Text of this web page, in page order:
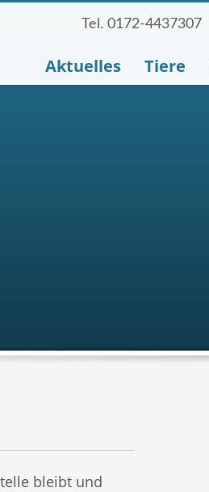
Tel. 0172-4437307
Aktuelles Tiere
bleibt und